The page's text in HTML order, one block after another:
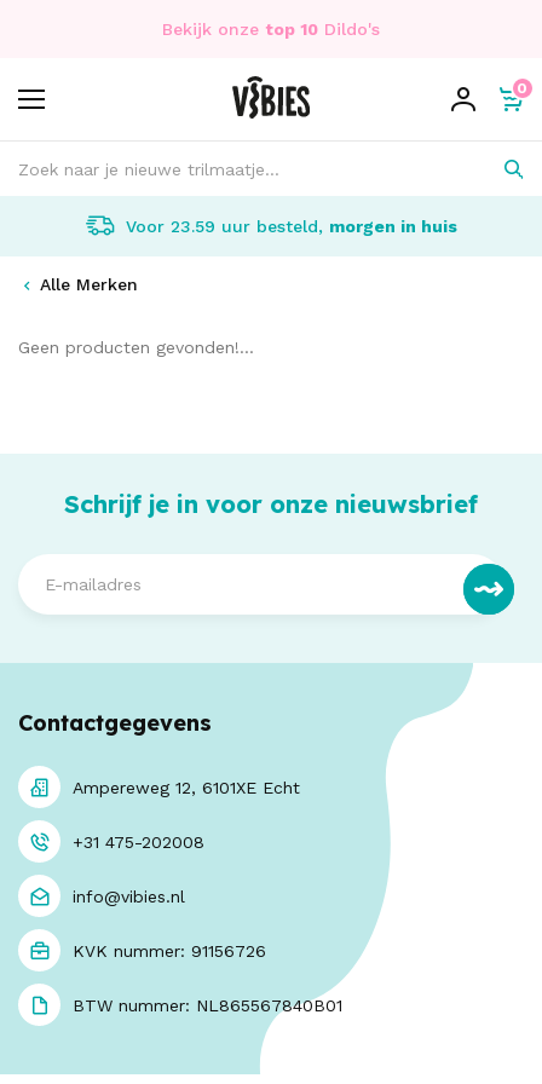
Bekijk onze top 10 Dildo's
0
Voor 23.59 uur besteld, morgen in huis
Alle Merken
Geen producten gevonden!...
Schrijf je in voor onze nieuwsbrief
Contactgegevens
Ampereweg 12, 6101XE Echt
+31 475-202008
info@vibies.nl
KVK nummer: 91156726
BTW nummer: NL865567840B01